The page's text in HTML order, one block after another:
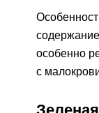
особенно
с